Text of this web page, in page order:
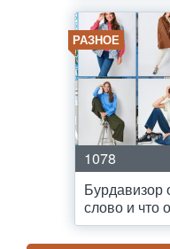
РАЗНОЕ
1078
Бурдавизор
слово и что